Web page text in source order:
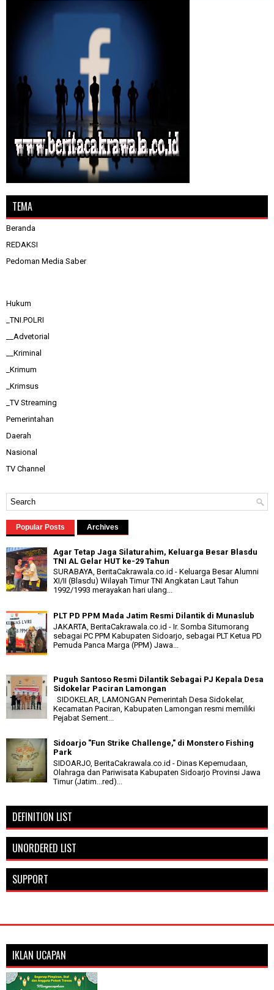
TEMA
Beranda
REDAKSI
Pedoman Media Saber
Hukum
_TNI.POLRI
__Advetorial
__Kriminal
_Krimum
_Krimsus
_TV Streaming
Pemerintahan
Daerah
Nasional
TV Channel
Popular Posts Archives
Agar Tetap Jaga Silaturahim, Keluarga Besar Blasdu
TNI AL Gelar HUT ke-29 Tahun
SURABAYA, BeritaCakrawala.co.id - Keluarga Besar Alumni
XI/II (Blasdu) Wilayah Timur TNI Angkatan Laut Tahun
1992/1993 merayakan hari ulang...
PLT PD PPM Mada Jatim Resmi Dilantik di Munaslub
JAKARTA, BeritaCakrawala.co.id - Ir. Somba Situmorang
sebagai PC PPM Kabupaten Sidoarjo, sebagai PLT Ketua PD
Pemuda Panca Marga (PPM) Jawa...
Puguh Santoso Resmi Dilantik Sebagai PJ Kepala Desa
Sidokelar Paciran Lamongan
SIDOKELAR, LAMONGAN Pemerintah Desa Sidokelar,
Kecamatan Paciran, Kabupaten Lamongan resmi memiliki
Pejabat Sement...
Sidoarjo "Fun Strike Challenge," di Monstero Fishing
Park
SIDOARJO, BeritaCakrawala.co.id - Dinas Kepemudaan,
Olahraga dan Pariwisata Kabupaten Sidoarjo Provinsi Jawa
Timur (Jatim...red)...
DEFINITION LIST
UNORDERED LIST
SUPPORT
IKLAN UCAPAN